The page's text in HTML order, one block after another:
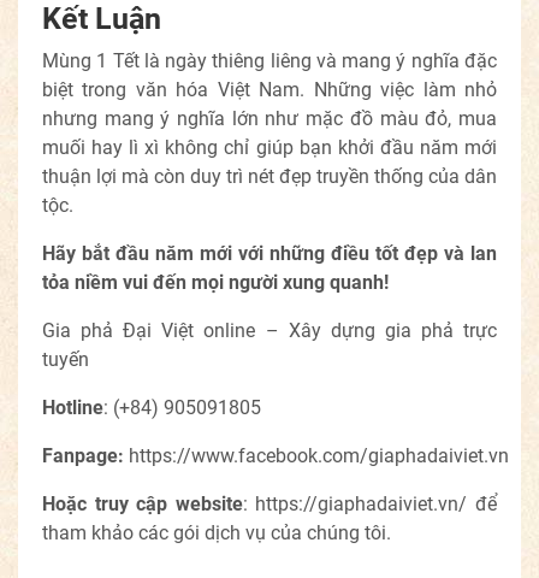
Kết Luận
Mùng 1 Tết là ngày thiêng liêng và mang ý nghĩa đặc
biệt trong văn hóa Việt Nam. Những việc làm nhỏ
nhưng mang ý nghĩa lớn như mặc đồ màu đỏ, mua
muối hay lì xì không chỉ giúp bạn khởi đầu năm mới
thuận lợi mà còn duy trì nét đẹp truyền thống của dân
tộc.
Hãy bắt đầu năm mới với những điều tốt đẹp và lan
tỏa niềm vui đến mọi người xung quanh!
Gia phả Đại Việt online – Xây dựng gia phả trực
tuyến
Hotline: (+84) 905091805
Fanpage: https://www.facebook.com/giaphadaiviet.vn
Hoặc truy cập website: https://giaphadaiviet.vn/ để
tham khảo các gói dịch vụ của chúng tôi.